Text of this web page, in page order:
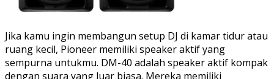
Jika kamu ingin membangun setup DJ di kamar tidur atau
ruang kecil, Pioneer memiliki speaker aktif yang
sempurna untukmu. DM-40 adalah speaker aktif kompak
dengan suara yang luar biasa. Mereka memiliki